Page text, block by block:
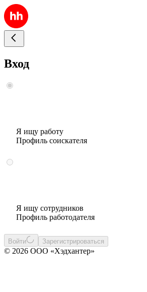
Вход
Я ищу работу
Профиль соискателя
Я ищу сотрудников
Профиль работодателя
Войти Зарегистрироваться
© 2026 ООО «Хэдхантер»